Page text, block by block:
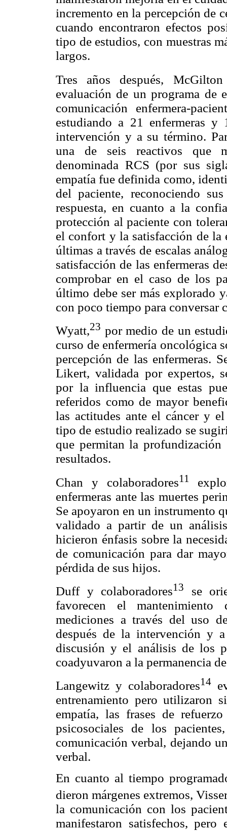
incremento en la percepción de
cuando encontraron efectos
tipo de estudios, con muestras
largos.
Tres años después,
evaluación de un programa de
comunicación enfermera-
estudiando a 21 enfermeras
intervención y a su término.
una de seis reactivos que
denominada RCS (por sus
empatía fue definida como,
del paciente, reconociendo
respuesta, en cuanto a la
protección al paciente con
el confort y la satisfacción de la
últimas a través de escalas
satisfacción de las enfermeras
comprobar en el caso de los
último debe ser más explorado
con poco tiempo para conversar
Wyatt,23 por medio de un
curso de enfermería oncológica
percepción de las enfermeras.
Likert, validada por expertos,
por la influencia que estas
referidos como de mayor
las actitudes ante el cáncer y
tipo de estudio realizado se
que permitan la
resultados.
Chan y colaboradores11
enfermeras ante las muertes
Se apoyaron en un instrumento
validado a partir de un
hicieron énfasis sobre la
de comunicación para dar
pérdida de sus hijos.
Duff y colaboradores13
se
favorecen el mantenimiento
mediciones a través del uso
después de la intervención y
discusión y el análisis de los
coadyuvaron a la permanencia
Langewitz y colaboradores14
entrenamiento pero utilizaron
empatía, las frases de
psicosociales de los
comunicación verbal, dejando
verbal.
En cuanto al tiempo
dieron márgenes extremos,
la comunicación con los
manifestaron satisfechos,